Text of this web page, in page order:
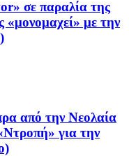
σε παραλία της
με την
από την Νεολαία
για την